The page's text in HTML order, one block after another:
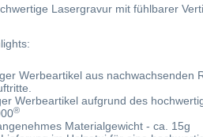
Lasergravur mit fühlbarer
Werbeartikel aus nachwachsenden
Werbeartikel aufgrund des
®
Materialgewicht - ca. 15g